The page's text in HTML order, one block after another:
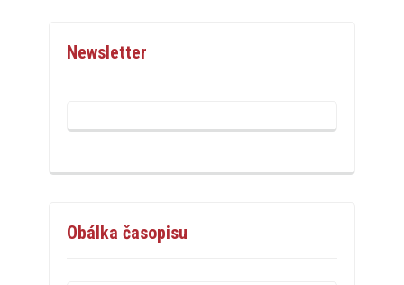
Newsletter
Obálka časopisu